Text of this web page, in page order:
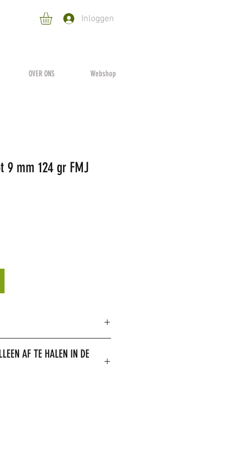
Inloggen
OVER ONS Webshop
9 mm 124 gr FMJ
AF TE HALEN IN DE